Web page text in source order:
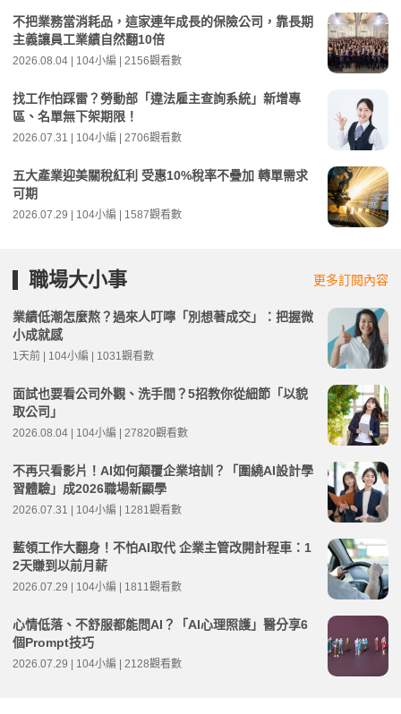
不把業務當消耗品，這家連年成長的保險公司，靠長期
主義讓員工業績自然翻10倍
2026.08.04 | 104小編 | 2156觀看數
找工作怕踩雷？勞動部「違法雇主查詢系統」新增專
區、名單無下架期限！
2026.07.31 | 104小編 | 2706觀看數
五大產業迎美關稅紅利 受惠10%稅率不疊加 轉單需求
可期
2026.07.29 | 104小編 | 1587觀看數
職場大小事 更多訂閱內容
業績低潮怎麼熬？過來人叮嚀「別想著成交」：把握微
小成就感
1天前 | 104小編 | 1031觀看數
面試也要看公司外觀、洗手間？5招教你從細節「以貌
取公司」
2026.08.04 | 104小編 | 27820觀看數
不再只看影片！AI如何顛覆企業培訓？「圍繞AI設計學
習體驗」成2026職場新顯學
2026.07.31 | 104小編 | 1281觀看數
藍領工作大翻身！不怕AI取代 企業主管改開計程車：1
2天賺到以前月薪
2026.07.29 | 104小編 | 1811觀看數
心情低落、不舒服都能問AI？「AI心理照護」醫分享6
個Prompt技巧
2026.07.29 | 104小編 | 2128觀看數